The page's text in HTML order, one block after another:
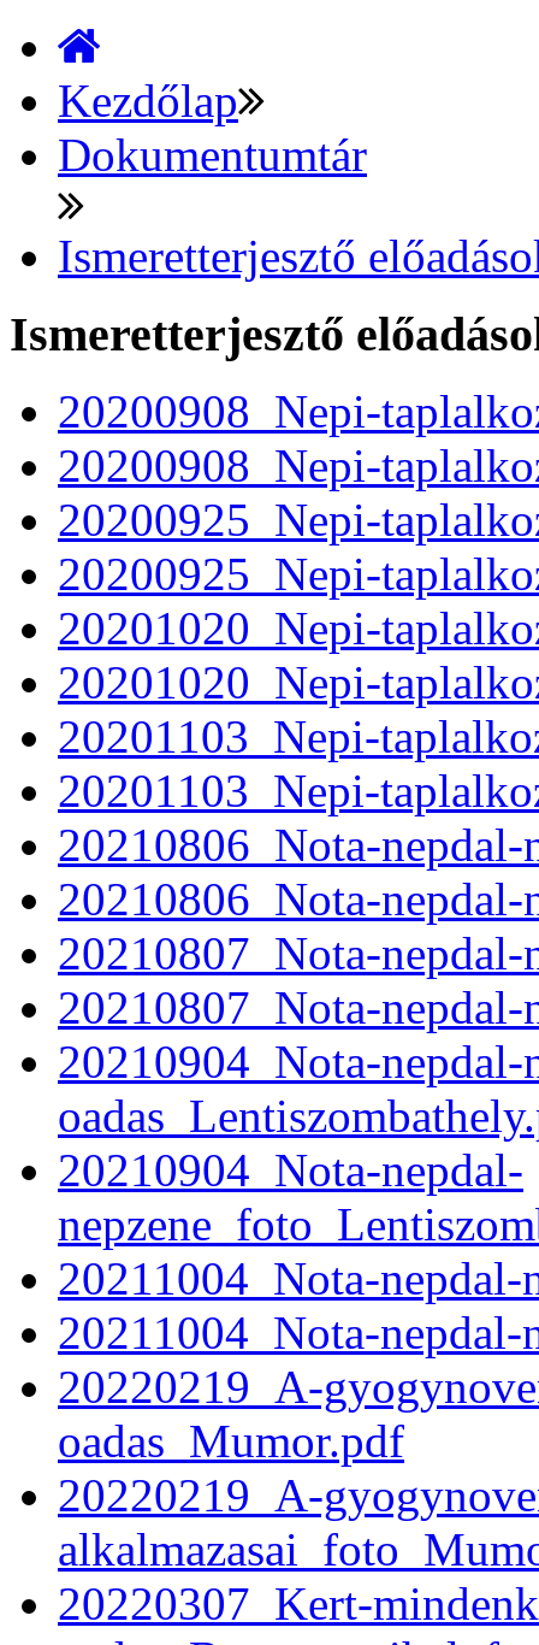
Kezdőlap
Dokumentumtár
Ismeretterjesztő
Ismeretterjesztő
20200908_Nepi-
20200908_Nepi-
20200925_Nepi-
20200925_Nepi-
20201020_Nepi-
20201020_Nepi-
20201103_Nepi-
20201103_Nepi-
20210806_Nota-
20210806_Nota-
20210807_Nota-nepdal-
20210807_Nota-
20210904_Nota-nepdal-
20210904_Nota-nepdal-
20211004_Nota-
20211004_Nota-
20220219_A-
oadas_Mumor.pdf
20220219_A-
20220307_Kert-